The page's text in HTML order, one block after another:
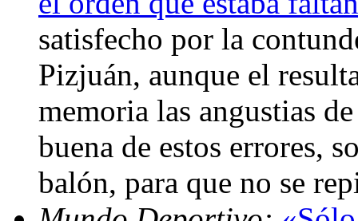
satisfecho por la
Pizjuán, aunque el
memoria las angustias
buena de estos errores,
balón, para que no se